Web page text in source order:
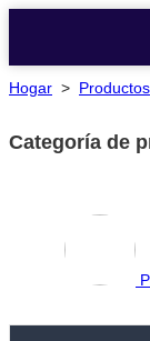
Hogar > Productos
Categoría de